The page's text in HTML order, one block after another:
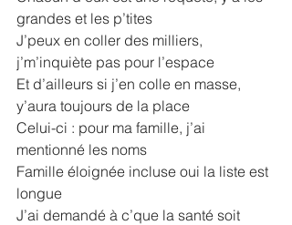
grandes et les p’tites
J’peux en coller des milliers,
j’m’inquiète pas pour l’espace
Et d’ailleurs si j’en colle en masse,
y’aura toujours de la place
Celui-ci : pour ma famille, j’ai
mentionné les noms
Famille éloignée incluse oui la liste est
longue
J’ai demandé à c’que la santé soit